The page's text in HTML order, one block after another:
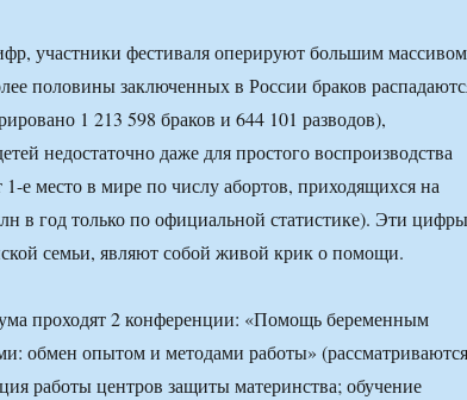
участники фестиваля оперируют большим массивом
половины заключенных в России браков
1 213 598 браков и 644 101 разводов),
недостаточно даже для простого воспроизводства
1-е место в мире по числу абортов, приходящихся на
в год только по официальной статистике). Эти цифры
семьи, являют собой живой крик о помощи.
проходят 2 конференции: «Помощь беременным
обмен опытом и методами работы» (рассматриваются
работы центров защиты материнства; обучение